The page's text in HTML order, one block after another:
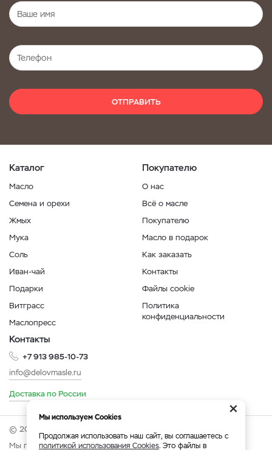
ОТПРАВИТЬ
Каталог
Масло
Семена и орехи
Жмых
Мука
Соль
Иван-чай
Подарки
Витграсс
Маслопресс
Покупателю
О нас
Всё о масле
Покупателю
Масло в подарок
Как заказать
Контакты
Файлы cookie
Политика
конфиденциальности
Контакты
+7 913 985-10-73
info@delovmasle.ru
Доставка по России
© 2026 Интернет-магазин "Дело в масле".
Мы принимаем:
×
Мы используем Cookies
Продолжая использовать наш сайт, вы соглашаетесь с
политикой использования Cookies. Это файлы в